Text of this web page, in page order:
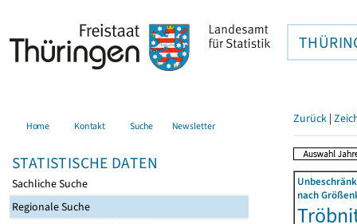
Home Kontakt Suche Newsletter
STATISTISCHE DATEN
Sachliche Suche
Regionale Suche
Zurück |
nach